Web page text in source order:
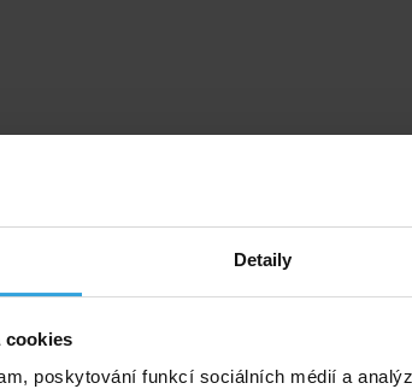
Detaily
cookies
poskytování funkcí sociálních médií a